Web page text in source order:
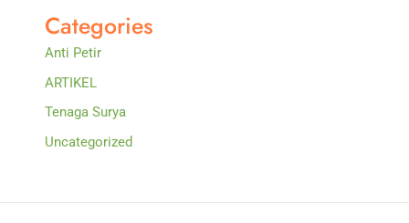
Categories
Anti Petir
ARTIKEL
Tenaga Surya
Uncategorized